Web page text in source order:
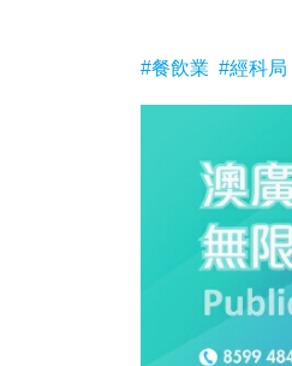
#餐飲業 #經科局